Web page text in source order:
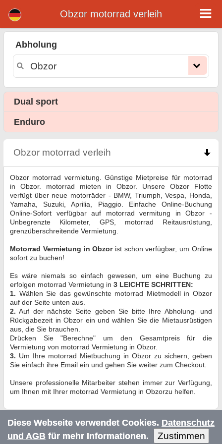
Obzor motorrad verleih
Obzor motorrad vermietung. Günstige Mietpreise für motorrad in Obzor. motorrad mieten in Obzor. Unsere Obzor Flotte verfügt
verfügbar auf motorrad vermitung in Obzor - Unbegrenzte Kilometer, GPS, motorrad Reitausrüstung, grenzüberschreitende
Vermietung.
Obzor motorrad verleih
Abholung
Dual sport
Enduro
Obzor motorrad verleih click to collapse contents
Obzor motorrad vermietung. Günstige Mietpreise für motorrad
in Obzor. motorrad mieten in Obzor. Unsere Obzor Flotte
verfügt über neue motorräder - BMW, Triumph, Vespa, Honda,
Yamaha, Suzuki, Aprilia, Piaggio. Einfache Online-Buchung
Online-Sofort verfügbar auf motorrad vermitung in Obzor -
Unbegrenzte Kilometer, GPS, motorrad Reitausrüstung,
grenzüberschreitende Vermietung.
Motorrad Vermietung in Obzorist schon verfügbar, um Online
sofort zu buchen!
Es wäre niemals so einfach gewesen, um eine Buchung zu
erfolgen motorrad Vermietung in3 LEICHTE SCHRITTEN:
1. Wählen Sie das gewünschte motorrad Mietmodell in Obzor
auf der Seite unten aus.
2. Auf der nächste Seite geben Sie bitte Ihre Abholung- und
Rückgabezeit in Obzor ein und wählen Sie die Mietausrüstigen
aus, die Sie brauchen.
Drücken Sie "Berechne" um den Gesamtpreis für die
Vermietung von motorrad Vermietung in Obzor.
3. Um Ihre motorrad Mietbuchung in Obzor zu sichern, geben
Sie einfach ihre Email ein und gehen Sie weiter zum Checkout.
Unsere professionelle Mitarbeiter stehen immer zur Verfügung,
um Ihnen mit Ihrer motorrad Vermietung in Obzorzu helfen.
Diese Webseite verwendet Cookies. Datenschutz
und AGB für mehr Informationen. Zustimmen